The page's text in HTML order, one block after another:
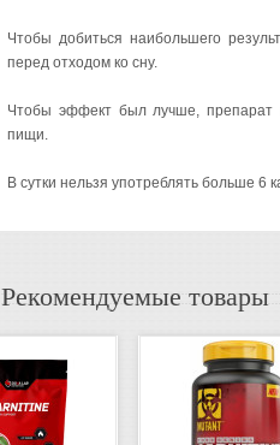
Чтобы добиться наибольшего
перед отходом ко сну.
Чтобы эффект был лучше, препарат
пищи.
В сутки нельзя употреблять больше 6
Рекомендуемые товары